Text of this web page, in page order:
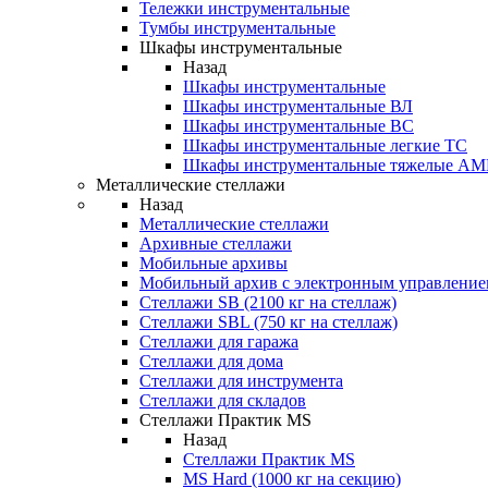
Тележки инструментальные
Тумбы инструментальные
Шкафы инструментальные
Назад
Шкафы инструментальные
Шкафы инструментальные ВЛ
Шкафы инструментальные ВС
Шкафы инструментальные легкие ТС
Шкафы инструментальные тяжелые
Металлические стеллажи
Назад
Металлические стеллажи
Архивные стеллажи
Мобильные архивы
Мобильный архив с электронным
Стеллажи SB (2100 кг на стеллаж)
Стеллажи SBL (750 кг на стеллаж)
Стеллажи для гаража
Стеллажи для дома
Стеллажи для инструмента
Стеллажи для складов
Стеллажи Практик MS
Назад
Стеллажи Практик MS
MS Hard (1000 кг на секцию)